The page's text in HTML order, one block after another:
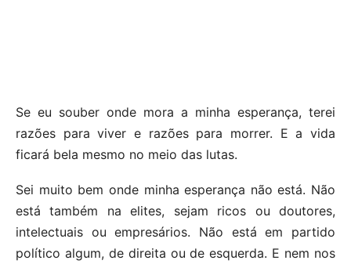
Se eu souber onde mora a minha esperança, terei
razões para viver e razões para morrer. E a vida
ficará bela mesmo no meio das lutas.
Sei muito bem onde minha esperança não está. Não
está também na elites, sejam ricos ou doutores,
intelectuais ou empresários. Não está em partido
político algum, de direita ou de esquerda. E nem nos